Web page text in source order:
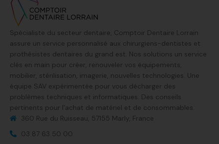
Spécialiste du secteur dentaire, Comptoir Dentaire Lorrain
assure un service personnalisé aux chirurgiens-dentistes et
prothésistes dentaires du grand est. Nos solutions un service
clés en main pour créer, renouveler vos équipements,
mobilier, stérilisation, imagerie, nouvelles technologies. Une
équipe SAV expérimentée pour vous décharger des
problèmes techniques et informatiques. Des conseils
pertinents pour l’achat de matériel et de consommables.
360 Rue du Ruisseau, 57155 Marly, France​
03 87 63 50 00